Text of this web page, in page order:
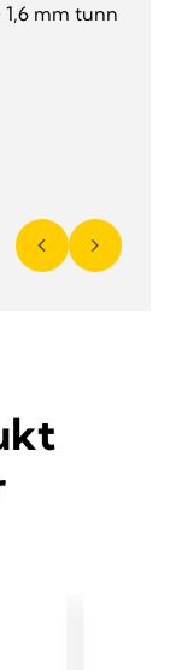
1,6 mm tunn